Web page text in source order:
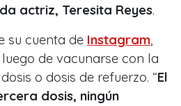
actriz, Teresita Reyes.
su cuenta de Instagram,
de vacunarse con la
o dosis de refuerzo. “El
dosis, ningún